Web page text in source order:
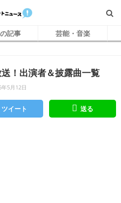
記事 芸能・音楽
！出演者＆披露曲一覧
5月12日
ツイート 送る